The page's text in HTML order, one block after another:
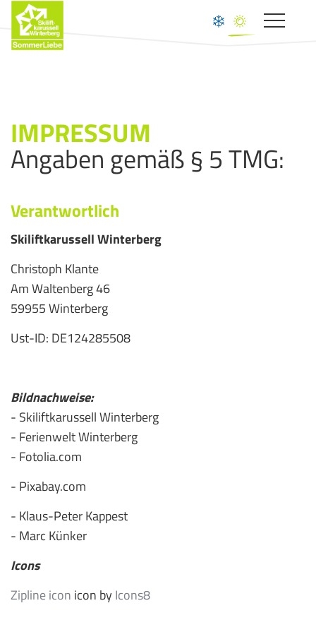
Toggle
IMPRESSUM
Angaben gemäß § 5 TMG:
Verantwortlich
Skiliftkarussell Winterberg
Christoph Klante
Am Waltenberg 46
59955 Winterberg
Ust-ID: DE124285508
Bildnachweise:
- Skiliftkarussell Winterberg
- Ferienwelt Winterberg
- Fotolia.com
- Pixabay.com
- Klaus-Peter Kappest
- Marc Künker
Icons
Zipline icon icon byIcons8